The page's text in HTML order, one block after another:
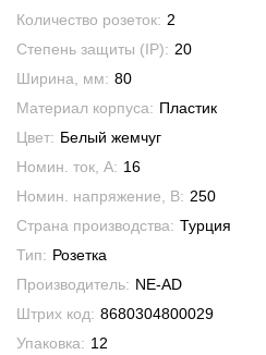
Количество розеток: 2
Степень защиты (IP): 20
Ширина, мм: 80
Материал корпуса: Пластик
Цвет: Белый жемчуг
Номин. ток, А: 16
Номин. напряжение, В: 250
Страна производства: Турция
Тип: Розетка
Производитель: NE-AD
Штрих код: 8680304800029
Упаковка: 12